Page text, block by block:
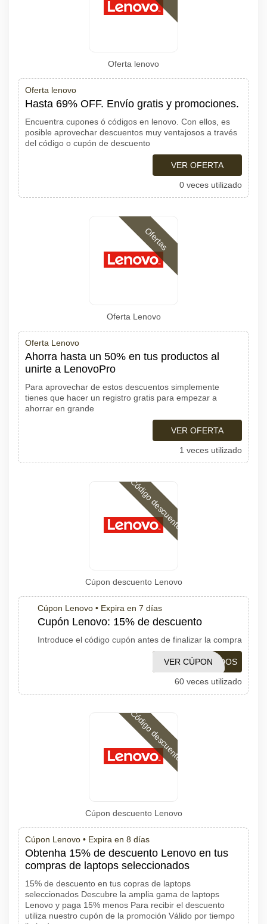
Oferta lenovo
Oferta lenovo
Hasta 69% OFF. Envío gratis y promociones.
Encuentra cupones ó códigos en lenovo. Con ellos, es
posible aprovechar descuentos muy ventajosos a través
del código o cupón de descuento
VER OFERTA
0 veces utilizado
Ofertas
Oferta Lenovo
Oferta Lenovo
Ahorra hasta un 50% en tus productos al
unirte a LenovoPro
Para aprovechar de estos descuentos simplemente
tienes que hacer un registro gratis para empezar a
ahorrar en grande
VER OFERTA
1 veces utilizado
Código descuento
Cúpon descuento Lenovo
Cúpon Lenovo • Expira en 7 días
Cupón Lenovo: 15% de descuento
Introduce el código cupón antes de finalizar la compra
DESTACADOS
VER CÚPON
60 veces utilizado
Código descuento
Cúpon descuento Lenovo
Cúpon Lenovo • Expira en 8 días
Obtenha 15% de descuento Lenovo en tus
compras de laptops seleccionados
15% de descuento en tus copras de laptops
seleccionados Descubre la amplia gama de laptops
Lenovo y paga 15% menos Para recibir el descuento
utiliza nuestro cupón de la promoción Válido por tiempo